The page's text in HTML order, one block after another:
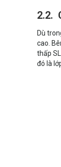
2.2.
Dù
cao.
thấp
đó là